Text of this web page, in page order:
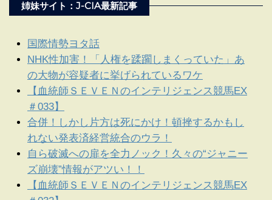
姉妹サイト：J-CIA最新記事
国際情勢ヨタ話
NHK性加害！「人権を蹂躙しまくっていた」あ
の大物が容疑者に挙げられているワケ
【血統師ＳＥＶＥＮのインテリジェンス競馬EX
＃033】
合併！しかし片方は死にかけ！頓挫するかもし
れない発表済経営統合のウラ！
自ら破滅への扉を全力ノック！久々の“ジャニー
ズ崩壊”情報がアツい！！
【血統師ＳＥＶＥＮのインテリジェンス競馬EX